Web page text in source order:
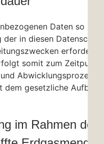
Daten so
in diesen
somit zum Zeitpunkt
dem gesetzliche
im Rahmen des